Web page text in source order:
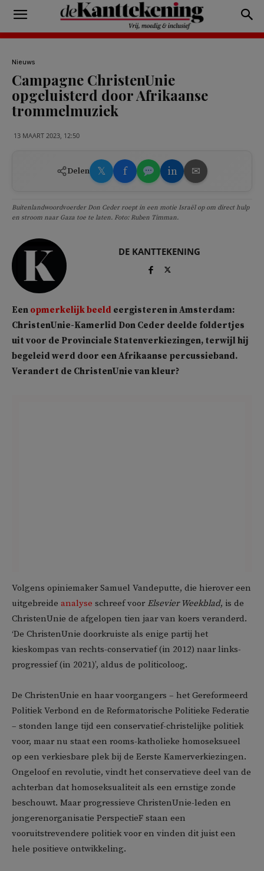
Nieuws
Campagne ChristenUnie
opgeluisterd door Afrikaanse
trommelmuziek
13 MAART 2023, 12:50
Delen 𝕏 f in ✉
Buitenlandwoordvoerder Don Ceder roept in een motie Israël op om direct hulp
en stroom naar Gaza toe te laten. Foto: Ruben Timman.
DE KANTTEKENING
Een opmerkelijk beeld eergisteren in Amsterdam:
ChristenUnie-Kamerlid Don Ceder deelde foldertjes
uit voor de Provinciale Statenverkiezingen, terwijl hij
begeleid werd door een Afrikaanse percussieband.
Verandert de ChristenUnie van kleur?
Volgens opiniemaker Samuel Vandeputte, die hierover een
uitgebreide analyse schreef voor Elsevier Weekblad, is de
ChristenUnie de afgelopen tien jaar van koers veranderd.
‘De ChristenUnie doorkruiste als enige partij het
kieskompas van rechts-conservatief (in 2012) naar links-
progressief (in 2021)’, aldus de politicoloog.
De ChristenUnie en haar voorgangers – het Gereformeerd
Politiek Verbond en de Reformatorische Politieke Federatie
– stonden lange tijd een conservatief-christelijke politiek
voor, maar nu staat een rooms-katholieke homoseksueel
op een verkiesbare plek bij de Eerste Kamerverkiezingen.
Ongeloof en revolutie, vindt het conservatieve deel van de
achterban dat homoseksualiteit als een ernstige zonde
beschouwt. Maar progressieve ChristenUnie-leden en
jongerenorganisatie PerspectieF staan een
vooruitstrevendere politiek voor en vinden dit juist een
hele positieve ontwikkeling.